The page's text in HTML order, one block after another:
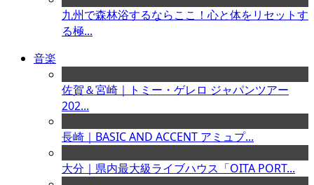
九州で森林浴するならここ！心と体をリセットす
る極...
音楽
佐賀＆宮崎｜トミー・ゲレロ ジャパンツアー
202...
長崎｜BASIC AND ACCENT アミュプ...
大分｜県内最大級ライブハウス「OITA PORT...